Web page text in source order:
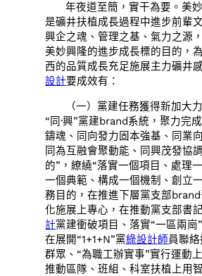
年夜道至簡，實干為要。美
是礦井扶植成長過程中進步前輩
興企之魂、管理之基、氣力之源
美妙興隆的進步成長標的目的，
西的品質成長充足施展主力礦井
設計要成效有：
（一）黨建任務獲得新加大
“同·興”黨建brand系統，聚力完
鑄魂、同向發力固本強基、同業
同為互融會聚動能、同興茂發協
的”，繚繞“落實一個項目、處理
一個典範、構成一個機制、創立
務目的，在推進下層黨支部
化施展上專心，在推動黨支部書
計黨建衝破項目、落實“一區兩崗
在展開“1+1+N”黨綠設計師員聯
群眾、“為職工辦實事”實行運動
推動區隊、班組、科室扶植上用